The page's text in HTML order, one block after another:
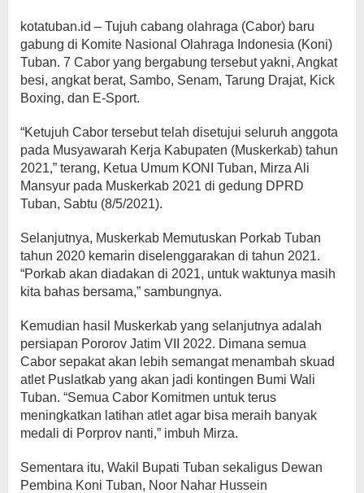
kotatuban.id – Tujuh cabang olahraga (Cabor) baru
gabung di Komite Nasional Olahraga Indonesia (Koni)
Tuban. 7 Cabor yang bergabung tersebut yakni, Angkat
besi, angkat berat, Sambo, Senam, Tarung Drajat, Kick
Boxing, dan E-Sport.
“Ketujuh Cabor tersebut telah disetujui seluruh anggota
pada Musyawarah Kerja Kabupaten (Muskerkab) tahun
2021,” terang, Ketua Umum KONI Tuban, Mirza Ali
Mansyur pada Muskerkab 2021 di gedung DPRD
Tuban, Sabtu (8/5/2021).
Selanjutnya, Muskerkab Memutuskan Porkab Tuban
tahun 2020 kemarin diselenggarakan di tahun 2021.
“Porkab akan diadakan di 2021, untuk waktunya masih
kita bahas bersama,” sambungnya.
Kemudian hasil Muskerkab yang selanjutnya adalah
persiapan Pororov Jatim VII 2022. Dimana semua
Cabor sepakat akan lebih semangat menambah skuad
atlet Puslatkab yang akan jadi kontingen Bumi Wali
Tuban. “Semua Cabor Komitmen untuk terus
meningkatkan latihan atlet agar bisa meraih banyak
medali di Porprov nanti,” imbuh Mirza.
Sementara itu, Wakil Bupati Tuban sekaligus Dewan
Pembina Koni Tuban, Noor Nahar Hussein